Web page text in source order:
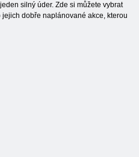
silný úder. Zde si můžete vybrat
dobře naplánované akce, kterou